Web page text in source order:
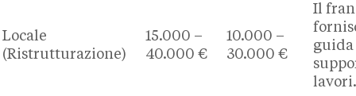
Locale
(Ristrutturazione)
15.000 –
40.000 €
10.000 –
30.000 €
Il
guida
lavori.